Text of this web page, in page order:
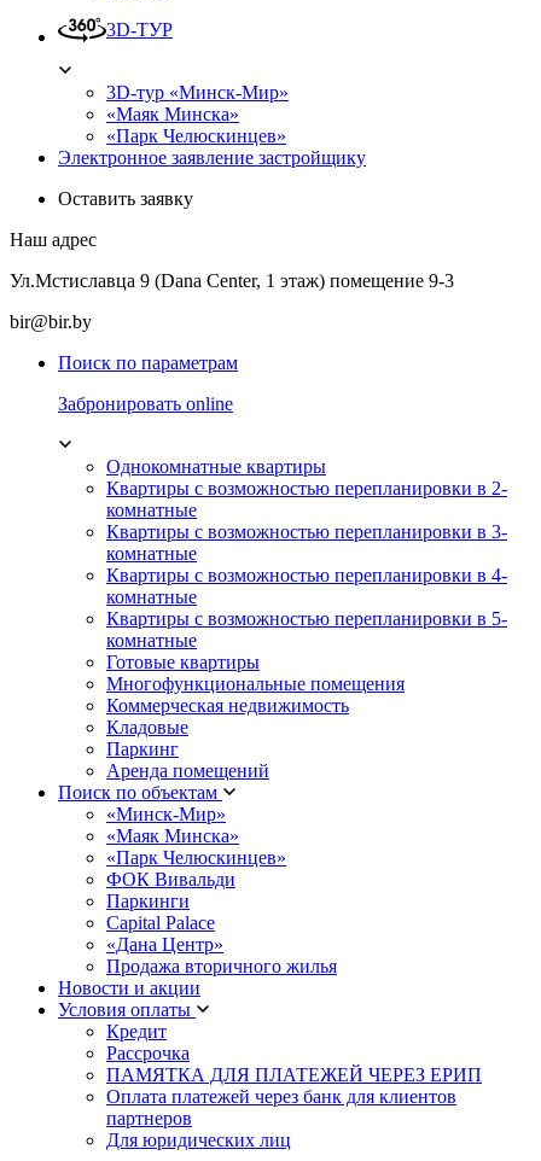
3D-ТУР
3D-тур «Минск-Мир»
«Маяк Минска»
«Парк Челюскинцев»
Электронное заявление застройщику
Оставить заявку
Наш адрес
Ул.Мстиславца 9 (Dana Center, 1 этаж) помещение 9-3
bir@bir.by
Поиск по параметрам
Забронировать online
Однокомнатные квартиры
Квартиры с возможностью перепланировки в 2-
комнатные
Квартиры с возможностью перепланировки в 3-
комнатные
Квартиры с возможностью перепланировки в 4-
комнатные
Квартиры с возможностью перепланировки в 5-
комнатные
Готовые квартиры
Многофункциональные помещения
Коммерческая недвижимость
Кладовые
Паркинг
Аренда помещений
Поиск по объектам
«Минск-Мир»
«Маяк Минска»
«Парк Челюскинцев»
ФОК Вивальди
Паркинги
Capital Palace
«Дана Центр»
Продажа вторичного жилья
Новости и акции
Условия оплаты
Кредит
Рассрочка
ПАМЯТКА ДЛЯ ПЛАТЕЖЕЙ ЧЕРЕЗ ЕРИП
Оплата платежей через банк для клиентов
партнеров
Для юридических лиц